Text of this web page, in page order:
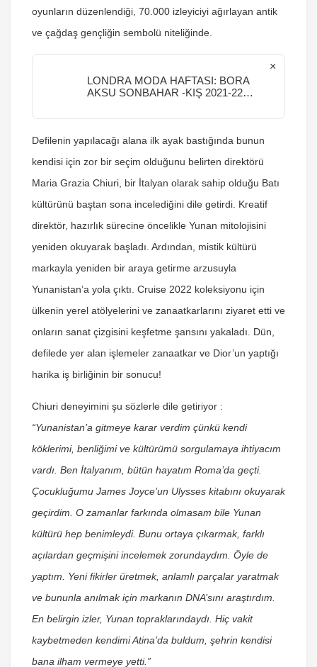
oyunların düzenlendiği, 70.000 izleyiciyi ağırlayan antik
ve çağdaş gençliğin sembolü niteliğinde.
LONDRA MODA HAFTASI: BORA
AKSU SONBAHAR -KIŞ 2021-22
×
Defilenin yapılacağı alana ilk ayak bastığında bunun
kendisi için zor bir seçim olduğunu belirten direktörü
Maria Grazia Chiuri, bir İtalyan olarak sahip olduğu Batı
kültürünü baştan sona incelediğini dile getirdi. Kreatif
direktör, hazırlık sürecine öncelikle Yunan mitolojisini
yeniden okuyarak başladı. Ardından, mistik kültürü
markayla yeniden bir araya getirme arzusuyla
Yunanistan’a yola çıktı. Cruise 2022 koleksiyonu için
ülkenin yerel atölyelerini ve zanaatkarlarını ziyaret etti ve
onların sanat çizgisini keşfetme şansını yakaladı. Dün,
defilede yer alan işlemeler zanaatkar ve Dior’un yaptığı
harika iş birliğinin bir sonucu!
Chiuri deneyimini şu sözlerle dile getiriyor :
“Yunanistan’a gitmeye karar verdim çünkü kendi
köklerimi, benliğimi ve kültürümü sorgulamaya ihtiyacım
vardı. Ben İtalyanım, bütün hayatım Roma’da geçti.
Çocukluğumu James Joyce’un Ulysses kitabını okuyarak
geçirdim. O zamanlar farkında olmasam bile Yunan
kültürü hep benimleydi. Bunu ortaya çıkarmak, farklı
açılardan geçmişini incelemek zorundaydım. Öyle de
yaptım. Yeni fikirler üretmek, anlamlı parçalar yaratmak
ve bununla anılmak için markanın DNA’sını araştırdım.
En belirgin izler, Yunan topraklarındaydı. Hiç vakit
kaybetmeden kendimi Atina’da buldum, şehrin kendisi
bana ilham vermeye yetti.”